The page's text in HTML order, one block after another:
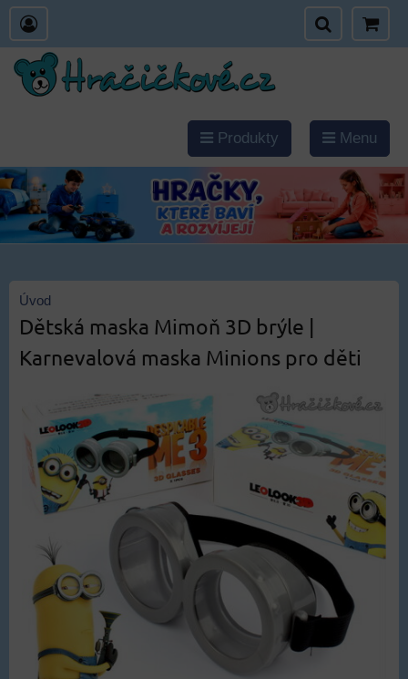
Produkty Menu
Úvod
Dětská maska Mimoň 3D brýle |
Karnevalová maska Minions pro děti